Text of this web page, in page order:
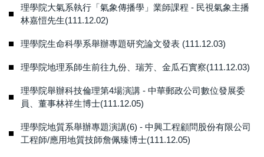
理學院大氣系執行「氣象傳播學」業師課程 - 民視氣象主播
林嘉愷先生(111.12.02)
理學院生命科學系舉辦專題研究論文發表 (111.12.03)
理學院地理系師生前往九份、瑞芳、金瓜石實察(111.12.03)
理學院舉辦科技倫理第4場演講 - 中華郵政公司數位發展委
員、董事林祥生博士(111.12.05)
理學院地質系舉辦專題演講(6) - 中興工程顧問股份有限公司
工程師/應用地質技師詹佩臻博士(111.12.05)